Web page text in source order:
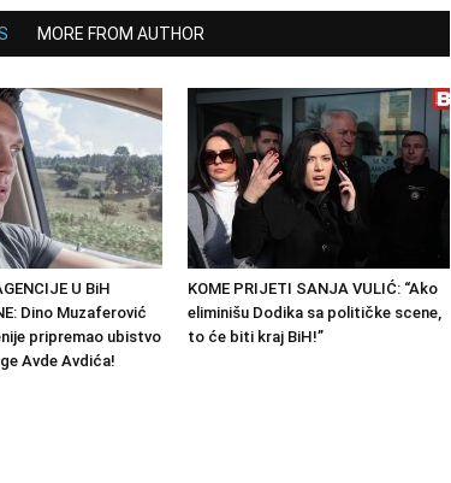
MORE FROM AUTHOR
U BiH
Dino Muzaferović
pripremao ubistvo
Avde Avdića!
KOME PRIJETI SANJA VULIĆ: “Ako
eliminišu Dodika sa političke scene,
to će biti kraj BiH!”